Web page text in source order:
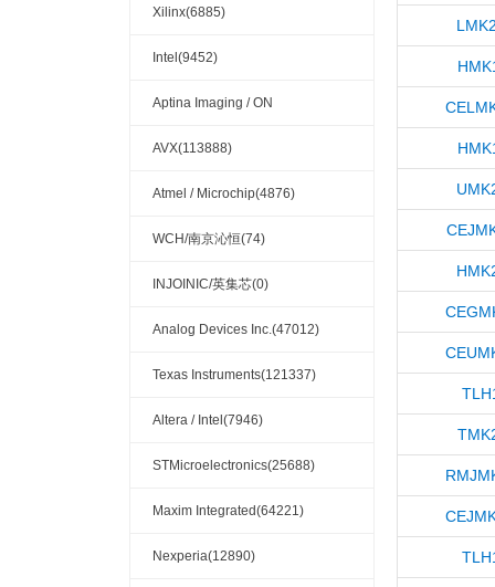
Xilinx(6885)
Intel(9452)
Aptina Imaging / ON
Semiconductor(148)
AVX(113888)
Atmel / Microchip(4876)
WCH/南京沁恒(74)
INJOINIC/英集芯(0)
Analog Devices Inc.(47012)
Texas Instruments(121337)
Altera / Intel(7946)
STMicroelectronics(25688)
Maxim Integrated(64221)
Nexperia(12890)